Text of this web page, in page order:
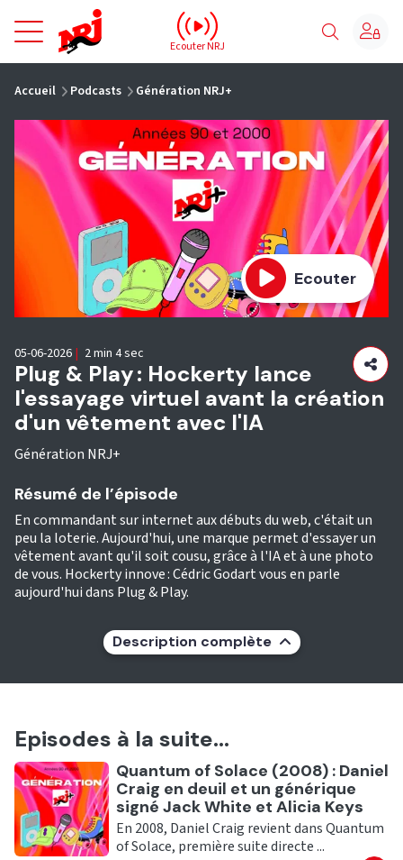
NRJ - Accueil
Ecouter NRJ
Accueil Podcasts Génération NRJ+
Ecouter
Plug & Play : Hockerty lance
l'essayage virtuel avant la création
d'un vêtement avec l'IA
Génération NRJ+
05-06-2026 | 2 min 4 sec
Résumé de l’épisode
En commandant sur internet aux débuts du web, c'était un
peu la loterie. Aujourd'hui, une marque permet d'essayer un
vêtement avant qu'il soit cousu, grâce à l'IA et à une photo
de vous. Hockerty innove : Cédric Godart vous en parle
aujourd'hui dans Plug & Play.
Description complète
Episodes à la suite...
Ecouter
Quantum of Solace (2008) : Daniel
Craig en deuil et un générique
signé Jack White et Alicia Keys
En 2008, Daniel Craig revient dans Quantum
of Solace, première suite directe ...